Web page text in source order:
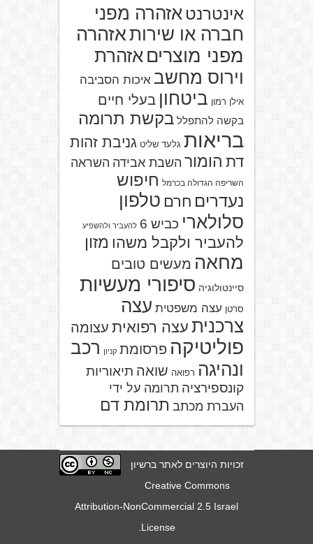
אינטרנט אזהרה מפני
חברה או שירותאזהרה
מפני מוצרים אזהרת
וירוס מחשב איכות הסביבה
אילן רמון ביטחון בעלי חיים
בקשה להתפלל בקשת תרומה
בריאות גלעד שליט גניבת זהות
דת הומור השבת אבידה השראה
השריפה הגדולה בכרמל חיפוש
נעדרים חרם טלפון
סלולארי כביש 6 להעביר ולהשפיע
להעביר ולקבל משהו מזון
מחאה מעשים טובים
סיינטולוגיה סיפורי מעשיות
סרטן עצה משפטית עצה
צרכנית עצה רפואית עצומה
פוליטיקה פרסומת קניון רכב
ונהיגה רפואה שואה תיאוריות
קונספירציה תרומה על ידי
העברת מכתב תרומת דם
זכויות היוצרים לאתר ברשיון
Creative Commons
Attribution-NonCommercial 2.5 Israel
License